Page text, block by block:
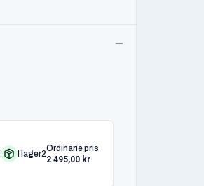
I lager2
Ordinarie pris
2 495,00 kr